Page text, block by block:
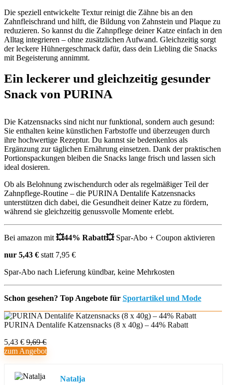
Die speziell entwickelte Textur reinigt die Zähne bis an den
Zahnfleischrand und hilft, die Bildung von Zahnstein und Plaque zu
reduzieren. So kannst du die Zahnpflege deiner Katze einfach in den
Alltag integrieren – ohne zusätzlichen Aufwand. Gleichzeitig sorgt
der leckere Hühnergeschmack dafür, dass dein Liebling die Snacks
mit Begeisterung annimmt.
Ein leckerer und gleichzeitig gesunder
Snack von PURINA
Die Katzensnacks sind nicht nur funktional, sondern auch gesund:
Sie enthalten keine künstlichen Farbstoffe und überzeugen durch
ihre hochwertige Rezeptur. Du kannst sie bedenkenlos als
Ergänzung zur täglichen Ernährung einsetzen. Dank der praktischen
Portionspackungen bleiben die Snacks lange frisch und lassen sich
ideal dosieren.
Ob als Belohnung zwischendurch oder als regelmäßiger Teil der
Zahnpflege-Routine – die PURINA Dentalife Katzensnacks
unterstützen dich dabei, die Gesundheit deiner Katze zu fördern,
während sie gleichzeitig genussvolle Momente erlebt.
Bei amazon mit 💥44% Rabatt💥 Spar-Abo + Coupon aktivieren
nur 5,43 € statt 7,95 €
Spar-Abo nach Lieferung kündbar, keine Mehrkosten
Schon gesehen? Top Angebote für Sportartikel und Mode
PURINA Dentalife Katzensnacks (8 x 40g) – 44% Rabatt
5,43 € 9,69 €
zum Angebot
Natalja